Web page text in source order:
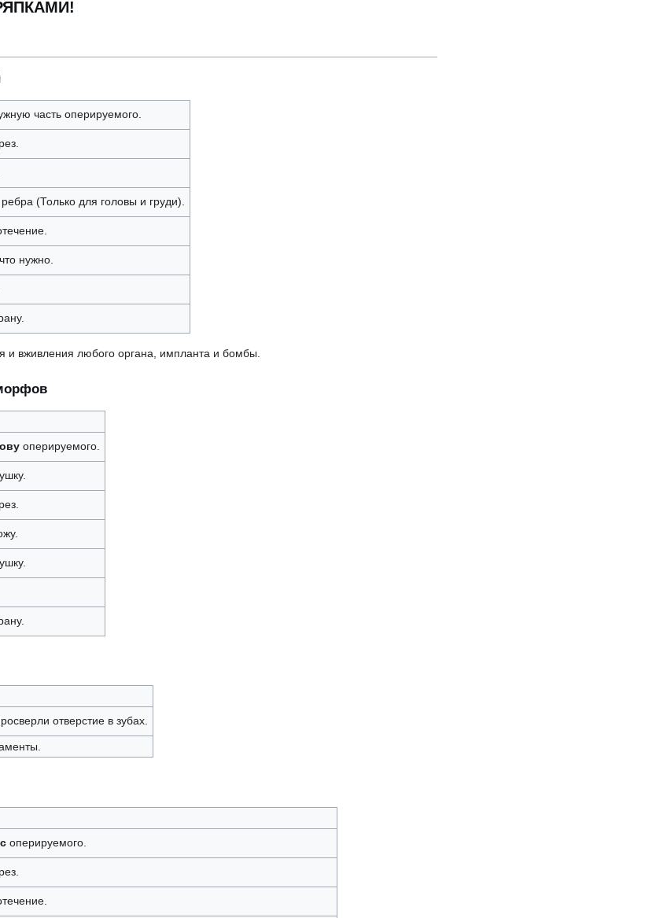
часть оперируемого.
(Только для головы и груди).
нужно.
и вживления любого органа, импланта и бомбы.
оперируемого.
отверстие в зубах.
оперируемого.